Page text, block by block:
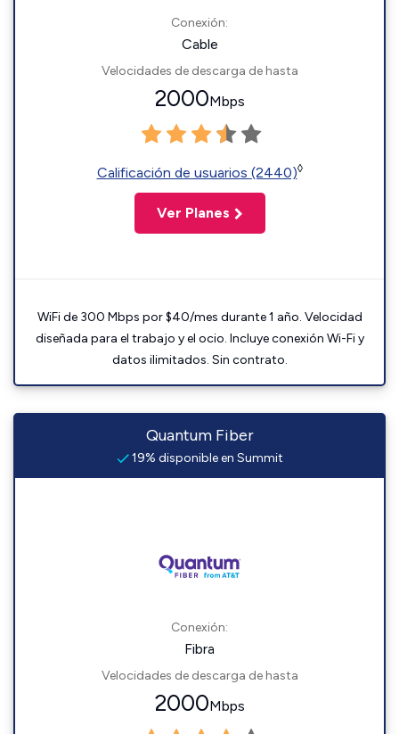
Conexión:
Cable
Velocidades de descarga de hasta
2000Mbps
Calificación de usuarios (2440)◊
Ver Planes
WiFi de 300 Mbps por $40/mes durante 1 año. Velocidad
diseñada para el trabajo y el ocio. Incluye conexión Wi-Fi y
datos ilimitados. Sin contrato.
Quantum Fiber
19% disponible en Summit
Conexión:
Fibra
Velocidades de descarga de hasta
2000Mbps